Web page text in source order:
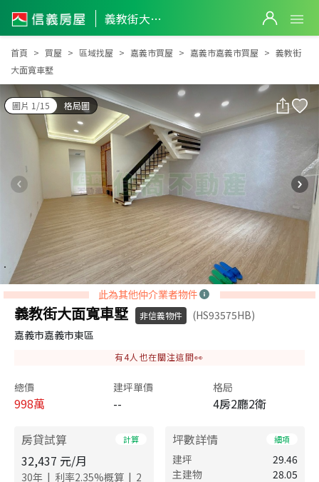
義教街大面寬車墅
義教街大面寬車墅
首頁 買屋 區域找屋 嘉義市買屋 嘉義市嘉義市買屋
義教街
大面寬車墅
圖片 1/15 格局圖
此為其他仲介業者物件
義教街大面寬車墅 非信義物件
(HS93575HB)
嘉義市嘉義市東區
有4人也在關注這間👀
總價
998萬
建坪單價
--
格局
4房2廳2衛
房貸試算 計算
32,437 元/月
30年 | 利率2.35%概算 | 2
坪數詳情 細項
建坪
29.46
主建物
28.05